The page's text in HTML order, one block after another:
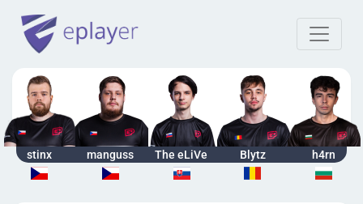
stinx manguss The eLiVe Blytz h4rn